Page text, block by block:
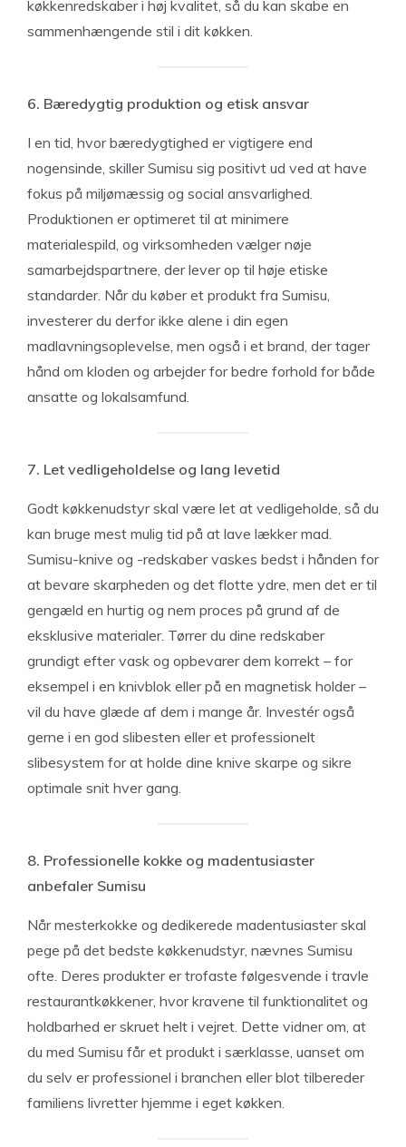
køkkenredskaber i høj kvalitet, så du kan skabe en
sammenhængende stil i dit køkken.
6. Bæredygtig produktion og etisk ansvar
I en tid, hvor bæredygtighed er vigtigere end
nogensinde, skiller Sumisu sig positivt ud ved at have
fokus på miljømæssig og social ansvarlighed.
Produktionen er optimeret til at minimere
materialespild, og virksomheden vælger nøje
samarbejdspartnere, der lever op til høje etiske
standarder. Når du køber et produkt fra Sumisu,
investerer du derfor ikke alene i din egen
madlavningsoplevelse, men også i et brand, der tager
hånd om kloden og arbejder for bedre forhold for både
ansatte og lokalsamfund.
7. Let vedligeholdelse og lang levetid
Godt køkkenudstyr skal være let at vedligeholde, så du
kan bruge mest mulig tid på at lave lækker mad.
Sumisu-knive og -redskaber vaskes bedst i hånden for
at bevare skarpheden og det flotte ydre, men det er til
gengæld en hurtig og nem proces på grund af de
eksklusive materialer. Tørrer du dine redskaber
grundigt efter vask og opbevarer dem korrekt – for
eksempel i en knivblok eller på en magnetisk holder –
vil du have glæde af dem i mange år. Investér også
gerne i en god slibesten eller et professionelt
slibesystem for at holde dine knive skarpe og sikre
optimale snit hver gang.
8. Professionelle kokke og madentusiaster
anbefaler Sumisu
Når mesterkokke og dedikerede madentusiaster skal
pege på det bedste køkkenudstyr, nævnes Sumisu
ofte. Deres produkter er trofaste følgesvende i travle
restaurantkøkkener, hvor kravene til funktionalitet og
holdbarhed er skruet helt i vejret. Dette vidner om, at
du med Sumisu får et produkt i særklasse, uanset om
du selv er professionel i branchen eller blot tilbereder
familiens livretter hjemme i eget køkken.